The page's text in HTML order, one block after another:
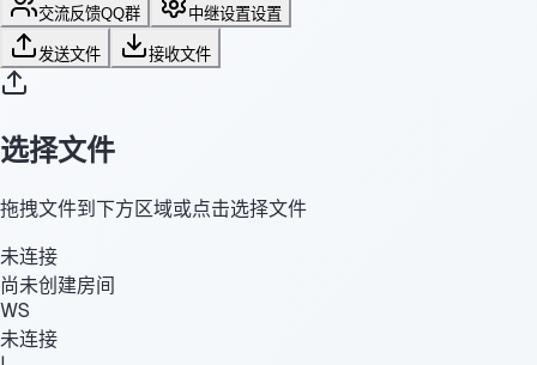
交流反馈QQ群 中继设置设置
发送文件 接收文件
选择文件
拖拽文件到下方区域或点击选择文件
未连接
尚未创建房间
WS
未连接